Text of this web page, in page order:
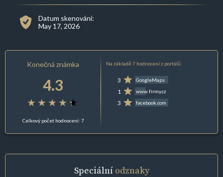
Datum skenování:
May 17, 2026
Konečná známka
4.3
Celkový počet hodnocení: 7
Na základě 7 hodnocení z portálů:
3 GoogleMaps
1 www.firmy.cz
3 facebook.com
Speciální odznaky